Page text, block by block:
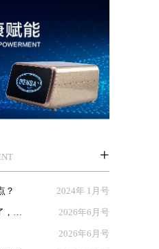
+
？ 2024年 1月号
... 2026年6月号
2026年6月号